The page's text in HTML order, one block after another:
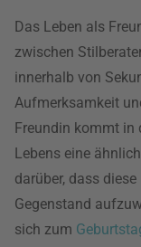
Das Leben als
zwischen
innerhalb von
Aufmerksamkeit
Freundin kommt in
Lebens eine
darüber, dass
Gegenstand
sich zum